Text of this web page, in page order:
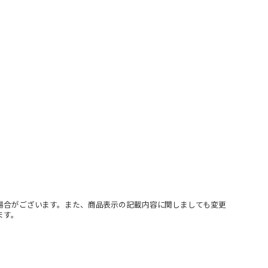
がございます。また、商品表示の記載内容に関しましても変更
。